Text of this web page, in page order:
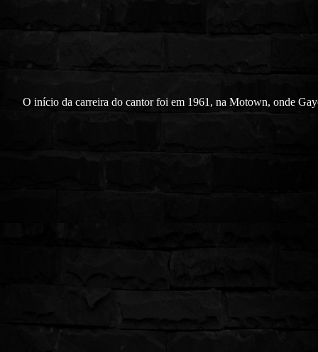
O início da carreira do cantor foi em 1961, na Motown, onde